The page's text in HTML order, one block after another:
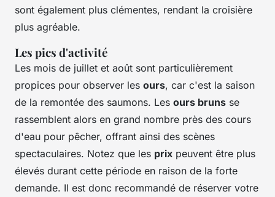
sont également plus clémentes, rendant la croisière
plus agréable.
Les pics d'activité
Les mois de juillet et août sont particulièrement
propices pour observer les ours, car c'est la saison
de la remontée des saumons. Les ours bruns se
rassemblent alors en grand nombre près des cours
d'eau pour pêcher, offrant ainsi des scènes
spectaculaires. Notez que les prix peuvent être plus
élevés durant cette période en raison de la forte
demande. Il est donc recommandé de réserver votre